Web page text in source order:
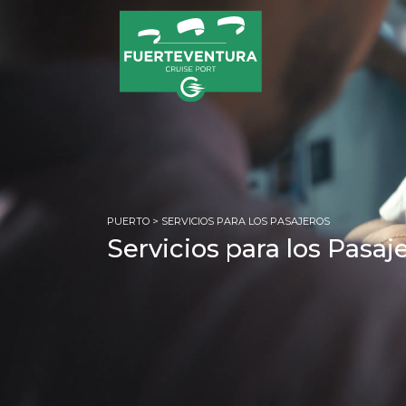
PUERTO > SERVICIOS PARA LOS PASAJEROS
Servicios para los